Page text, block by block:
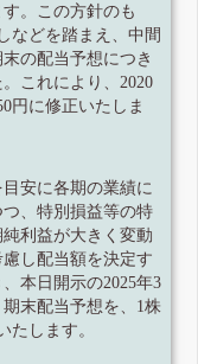
。この方針のも
などを踏まえ、中間
の配当予想につき
これにより、2020
円に修正いたしま
安に各期の業績に
、特別損益等の特
利益が大きく変動
し配当額を決定す
本日開示の2025年3
末配当予想を、1株
たします。